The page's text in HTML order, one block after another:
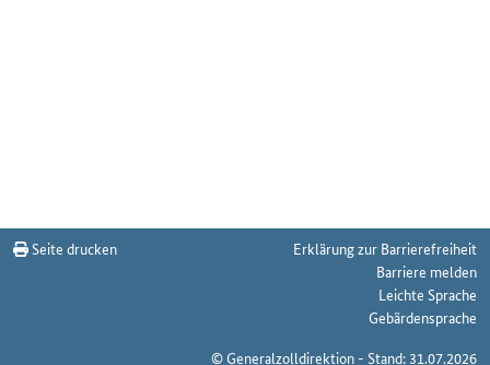
Seite drucken
Erklärung zur Barrierefreiheit
Barriere melden
Leichte Sprache
Gebärdensprache
© Generalzolldirektion - Stand: 31.07.2026